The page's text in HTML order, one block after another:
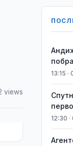
views
13:15 ·
12:30